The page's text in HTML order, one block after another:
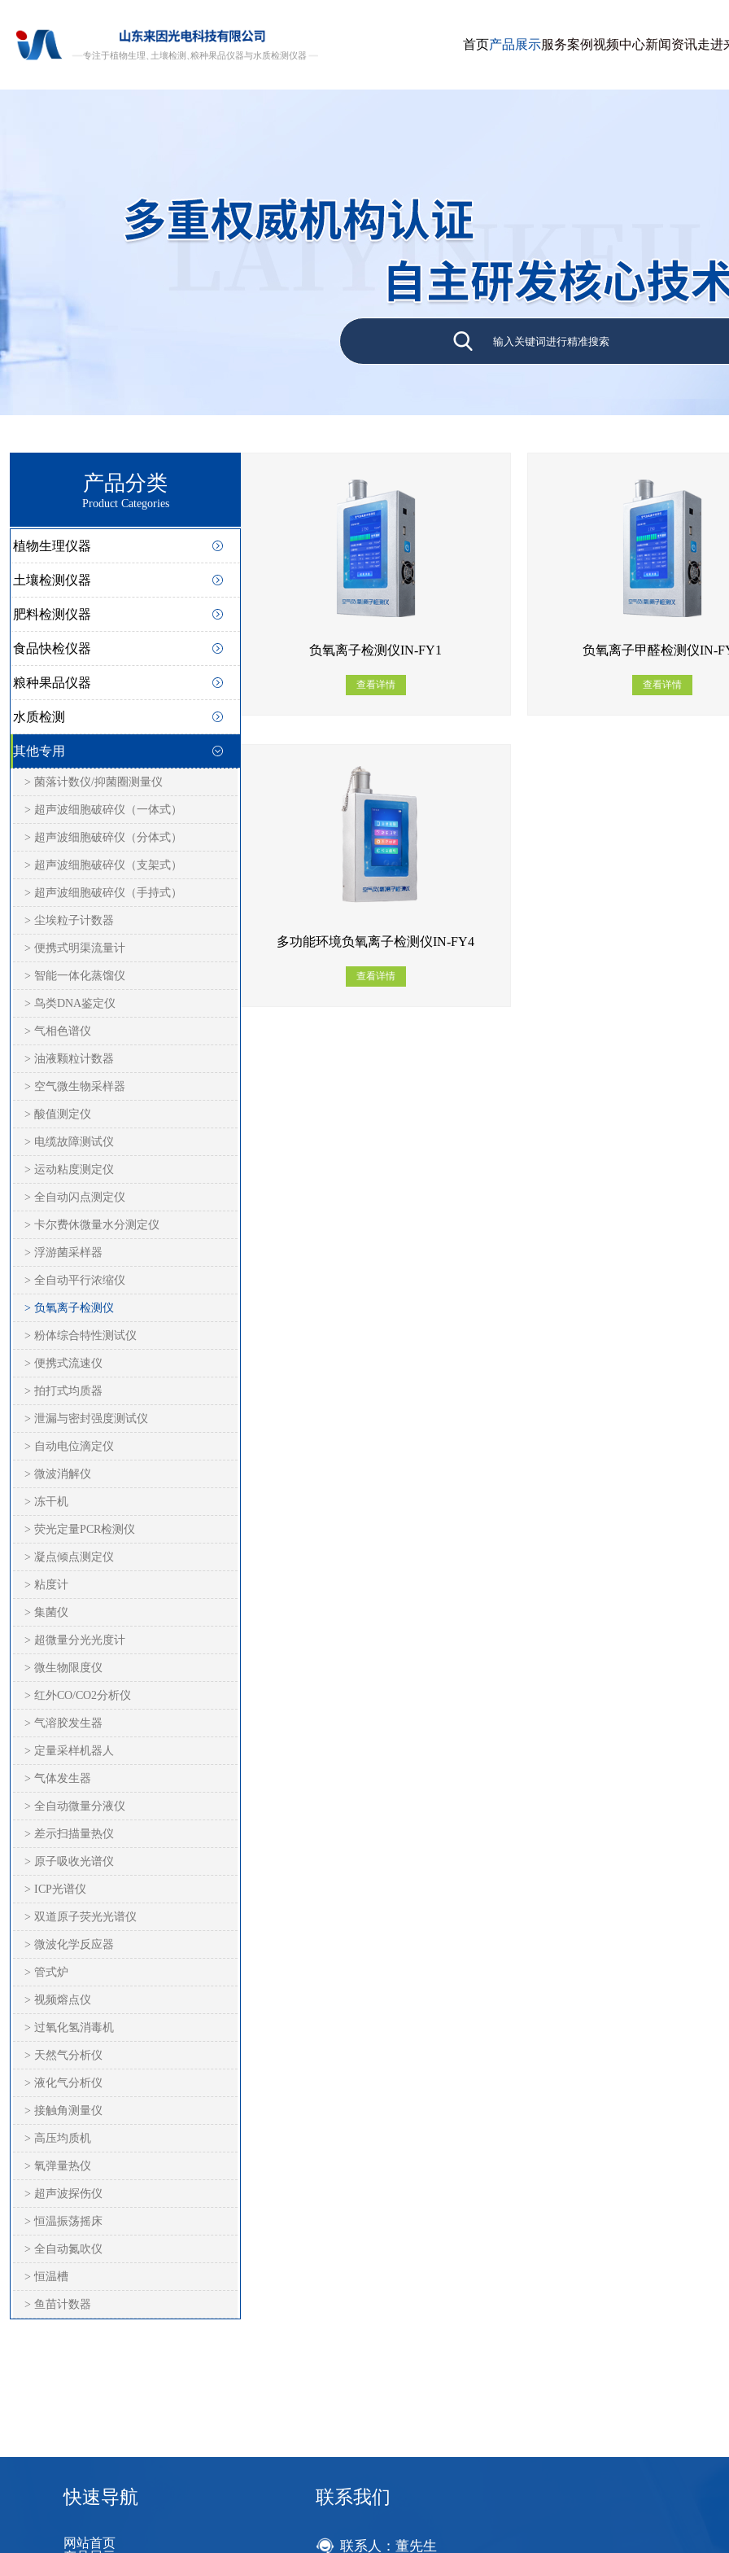
首页产品展示服务案例视频中心新闻资讯走进
产品分类
Product Categories
植物生理仪器
土壤检测仪器
肥料检测仪器
食品快检仪器
粮种果品仪器
水质检测
其他专用
> 菌落计数仪/抑菌圈测量仪
> 超声波细胞破碎仪（一体式）
> 超声波细胞破碎仪（分体式）
> 超声波细胞破碎仪（支架式）
> 超声波细胞破碎仪（手持式）
> 尘埃粒子计数器
> 便携式明渠流量计
> 智能一体化蒸馏仪
> 鸟类DNA鉴定仪
> 气相色谱仪
> 油液颗粒计数器
> 空气微生物采样器
> 酸值测定仪
> 电缆故障测试仪
> 运动粘度测定仪
> 全自动闪点测定仪
> 卡尔费休微量水分测定仪
> 浮游菌采样器
> 全自动平行浓缩仪
> 负氧离子检测仪
> 粉体综合特性测试仪
> 便携式流速仪
> 拍打式均质器
> 泄漏与密封强度测试仪
> 自动电位滴定仪
> 微波消解仪
> 冻干机
> 荧光定量PCR检测仪
> 凝点倾点测定仪
> 粘度计
> 集菌仪
> 超微量分光光度计
> 微生物限度仪
> 红外CO/CO2分析仪
> 气溶胶发生器
> 定量采样机器人
> 气体发生器
> 全自动微量分液仪
> 差示扫描量热仪
> 原子吸收光谱仪
> ICP光谱仪
> 双道原子荧光光谱仪
> 微波化学反应器
> 管式炉
> 视频熔点仪
> 过氧化氢消毒机
> 天然气分析仪
> 液化气分析仪
> 接触角测量仪
> 高压均质机
> 氧弹量热仪
> 超声波探伤仪
> 恒温振荡摇床
> 全自动氮吹仪
> 恒温槽
> 鱼苗计数器
负氧离子检测仪IN-FY1
查看详情
负氧离子甲醛检测仪IN-
查看详情
多功能环境负氧离子检测仪IN-FY4
查看详情
快速导航
网站首页
联系我们
联系人：董先生